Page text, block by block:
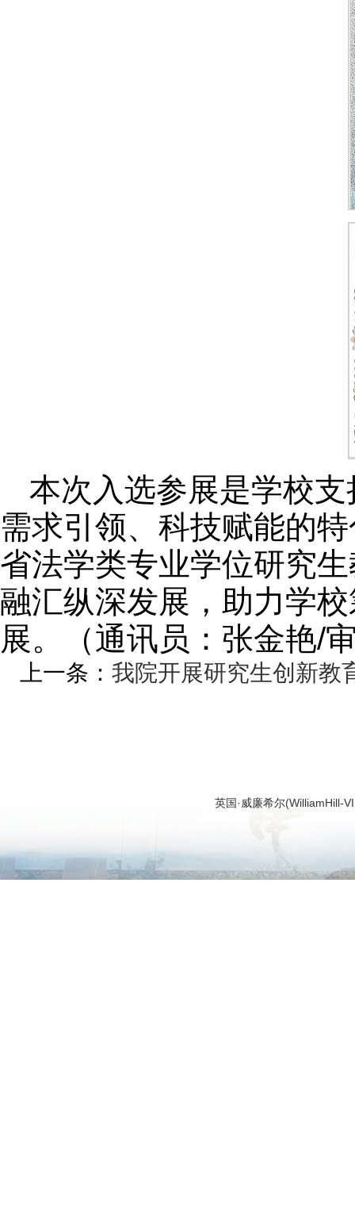
本次入选参展是学校
需求引领、科技赋能的
省法学类专业学位研究
融汇纵深发展，助力学
展。（通讯员：张金艳/
上一条： 我院开展研究生创新教
英国·威廉希尔(WilliamHill-